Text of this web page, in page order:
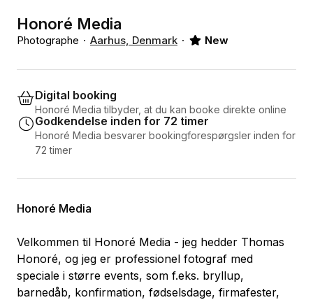
Honoré Media
Photographe Aarhus, Denmark New
Digital booking
Honoré Media tilbyder, at du kan booke direkte online
Godkendelse inden for 72 timer
Honoré Media besvarer bookingforespørgsler inden for
72 timer
Honoré Media
Velkommen til Honoré Media - jeg hedder Thomas
Honoré, og jeg er professionel fotograf med
speciale i større events, som f.eks. bryllup,
barnedåb, konfirmation, fødselsdage, firmafester,